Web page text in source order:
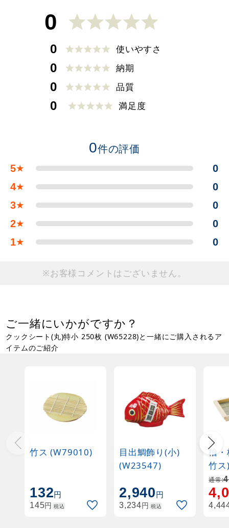
0
0 使いやすさ
0 納期
0 品質
0 満足度
0件の評価
5★
0
4★
0
3★
0
2★
0
1★ 0
※お客様コメントはございません。
ご一緒にいかがですか？
クックシート(丸)特小 250枚 (W65228)と一緒にご購入されるア
イテムのご紹介
竹ス (W79010)
132円
145円 税込
目出鯛飾り(小)
(W23547)
2,940円
3,234円 税込
檜
竹
通常: